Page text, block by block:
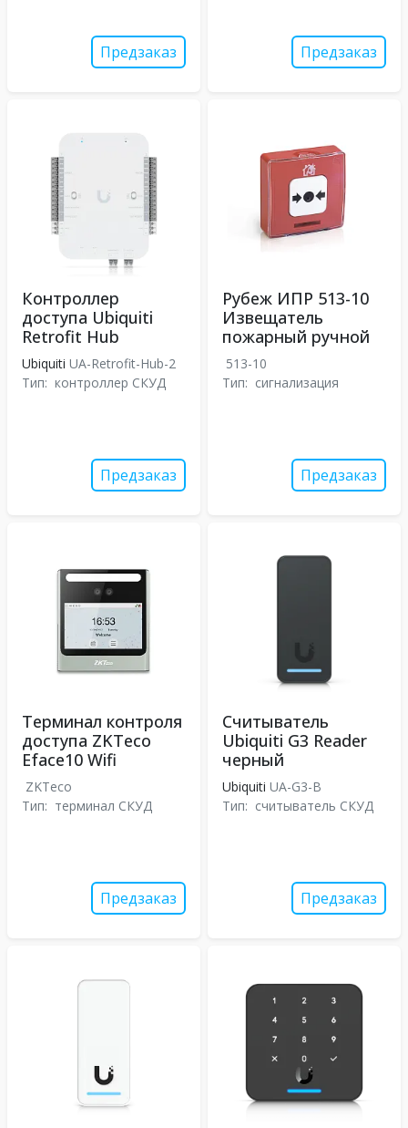
Предзаказ Предзаказ
Контроллер
доступа Ubiquiti
Retrofit Hub
Ubiquiti UA-Retrofit-Hub-2
Тип: контроллер СКУД
Предзаказ
Рубеж ИПР 513-10
Извещатель
пожарный ручной
513-10
Тип: сигнализация
Предзаказ
Терминал контроля
доступа ZKTeco
Eface10 Wifi
ZKTeco
Тип: терминал СКУД
Предзаказ
Считыватель
Ubiquiti G3 Reader
черный
Ubiquiti UA-G3-B
Тип: считыватель СКУД
Предзаказ